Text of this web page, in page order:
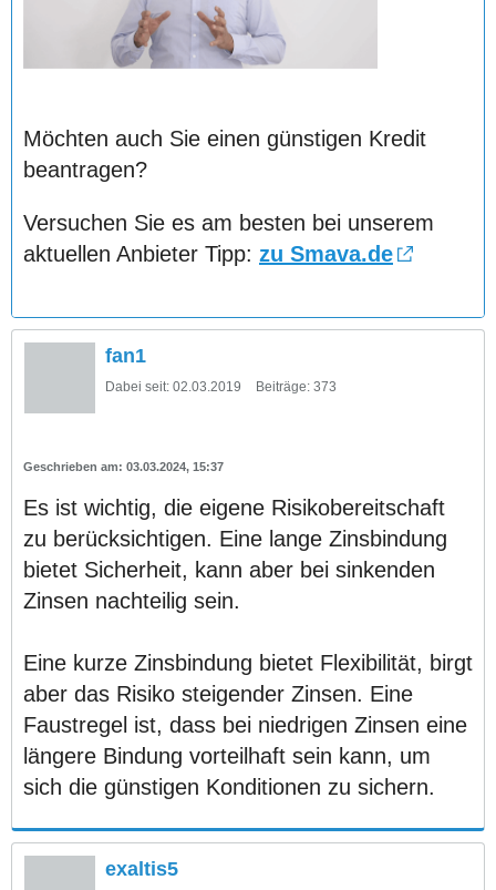
Möchten auch Sie einen günstigen Kredit
beantragen?
Versuchen Sie es am besten bei unserem
aktuellen Anbieter Tipp: zu Smava.de
fan1
Dabei seit: 02.03.2019 Beiträge: 373
03.03.2024, 15:37
Es ist wichtig, die eigene Risikobereitschaft
zu berücksichtigen. Eine lange Zinsbindung
bietet Sicherheit, kann aber bei sinkenden
Zinsen nachteilig sein.
Eine kurze Zinsbindung bietet Flexibilität, birgt
aber das Risiko steigender Zinsen. Eine
Faustregel ist, dass bei niedrigen Zinsen eine
längere Bindung vorteilhaft sein kann, um
sich die günstigen Konditionen zu sichern.
exaltis5